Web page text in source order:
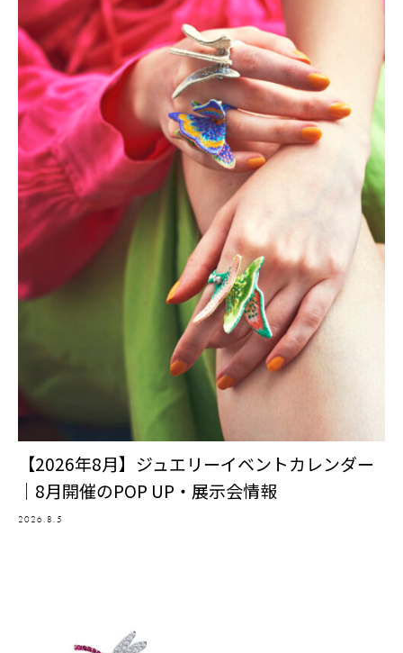
【2026年8月】ジュエリーイベントカレンダー
｜8月開催のPOP UP・展示会情報
2026.8.5